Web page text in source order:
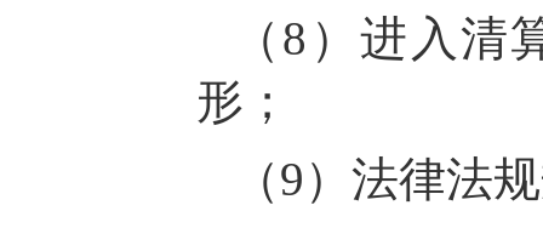
（8）进入
形；
（9）法律法